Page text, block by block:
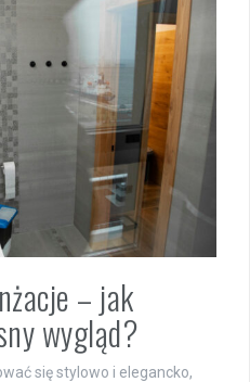
– jak
wygląd?
się stylowo i elegancko,